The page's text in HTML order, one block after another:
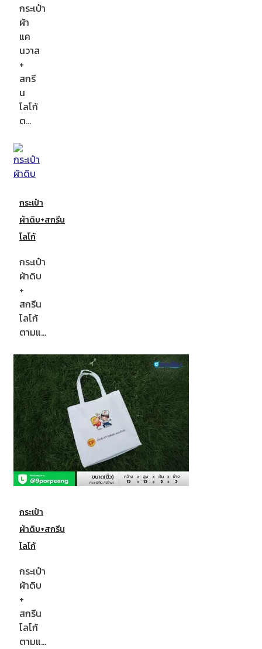
กระเป๋า
ผ้า
แค
นวาส
+
สกรี
น
โลโก้
ต…
กระเป๋า
ผ้าดิบ+สกรีน
โลโก้
กระเป๋า
ผ้าดิบ
+
สกรีน
โลโก้
ตามแ…
กระเป๋า
ผ้าดิบ+สกรีน
โลโก้
กระเป๋า
ผ้าดิบ
+
สกรีน
โลโก้
ตามแ…